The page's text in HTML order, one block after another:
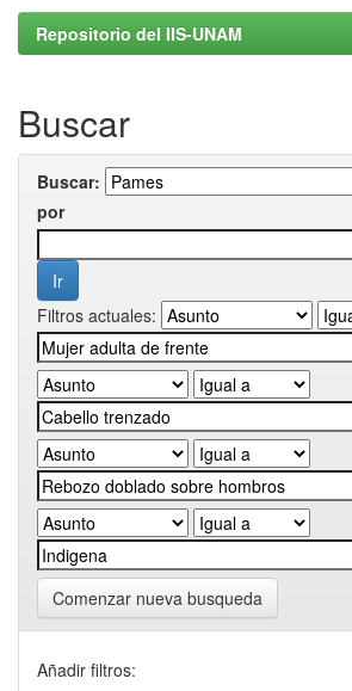
Repositorio del IIS-UNAM
Buscar
Buscar:
por
Filtros actuales:
Comenzar nueva busqueda
Añadir filtros: